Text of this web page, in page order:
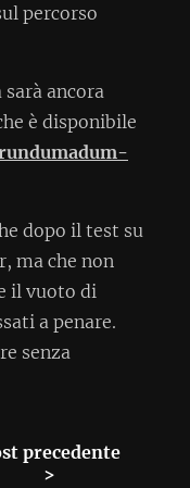
percorso
ancora
è disponibile
dopo il test su
ma che non
il vuoto di
a penare.
senza
precedente
>